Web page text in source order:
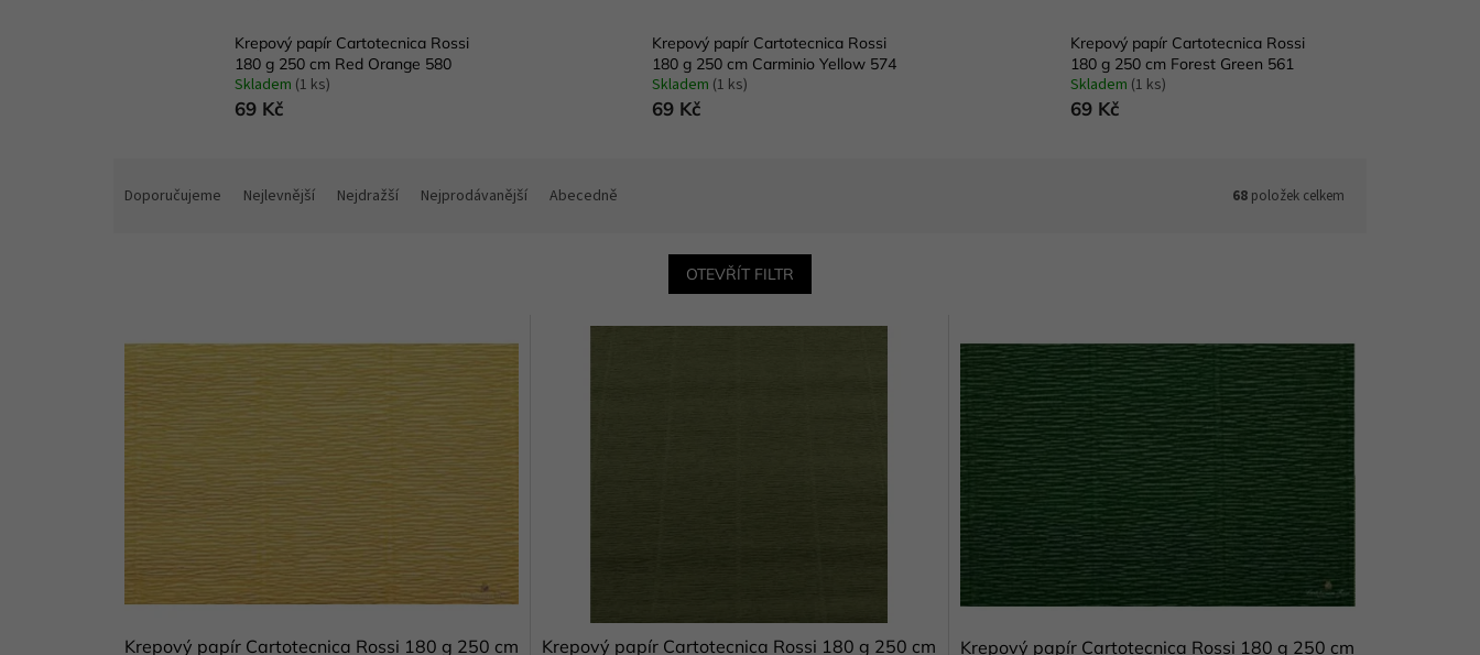
Krepový papír Cartotecnica Rossi
180 g 250 cm Red Orange 580
Skladem (1 ks)
69 Kč
Krepový papír Cartotecnica Rossi
180 g 250 cm Carminio Yellow 574
Skladem (1 ks)
69 Kč
Krepový papír Cartotecnica Rossi
180 g 250 cm Forest Green 561
Skladem (1 ks)
69 Kč
d
Doporučujeme Nejlevnější Nejdražší Nejprodávanější Abecedně 68 položek celkem
OTEVŘÍT FILTR
Krepový papír Cartotecnica Rossi 180 g 250 cm
Krepový papír Cartotecnica Rossi 180 g 250 cm
Krepový papír Cartotecnica Rossi 180 g 250 cm